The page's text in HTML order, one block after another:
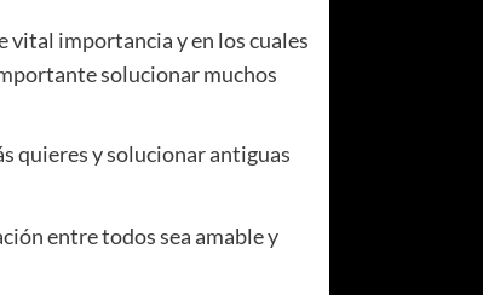
vital importancia y en los cuales
solucionar muchos
quieres y solucionar antiguas
entre todos sea amable y